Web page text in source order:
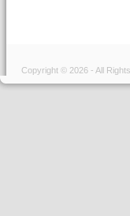
Copyright © 2026 - All